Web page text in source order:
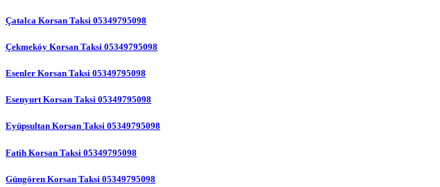
Çatalca Korsan Taksi 05349795098
Çekmeköy Korsan Taksi 05349795098
Esenler Korsan Taksi 05349795098
Esenyurt Korsan Taksi 05349795098
Eyüpsultan Korsan Taksi 05349795098
Fatih Korsan Taksi 05349795098
Güngören Korsan Taksi 05349795098